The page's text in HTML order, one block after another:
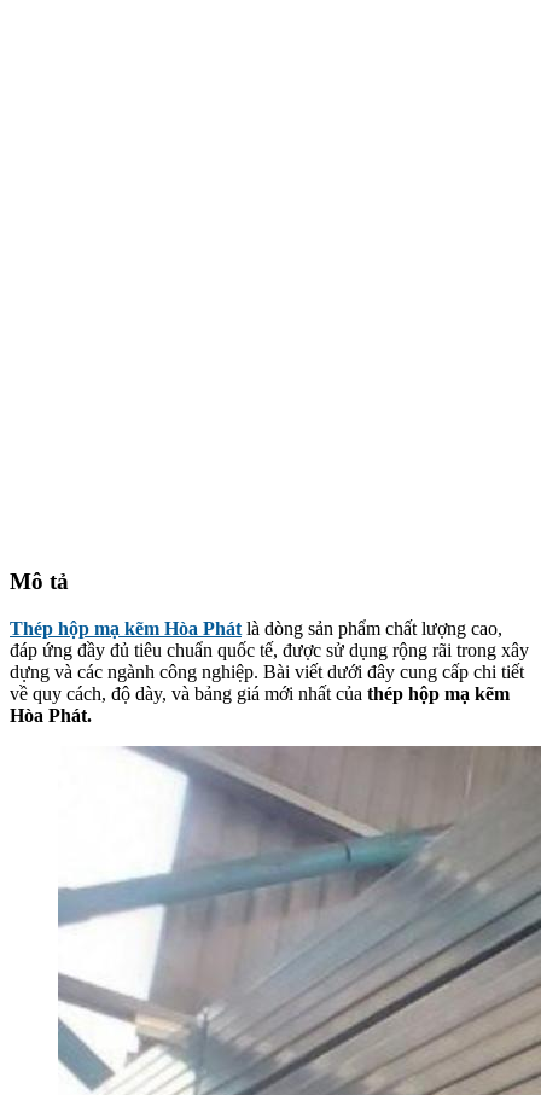
Mô tả
Thép hộp mạ kẽm Hòa Phát là dòng sản phẩm chất lượng cao,
đáp ứng đầy đủ tiêu chuẩn quốc tế, được sử dụng rộng rãi trong xây
dựng và các ngành công nghiệp. Bài viết dưới đây cung cấp chi tiết
về quy cách, độ dày, và bảng giá mới nhất của thép hộp mạ kẽm
Hòa Phát.